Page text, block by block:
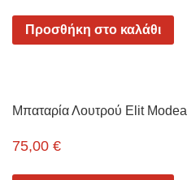
Προσθήκη στο καλάθι
Μπαταρία Λουτρού Elit Modea
75,00 €